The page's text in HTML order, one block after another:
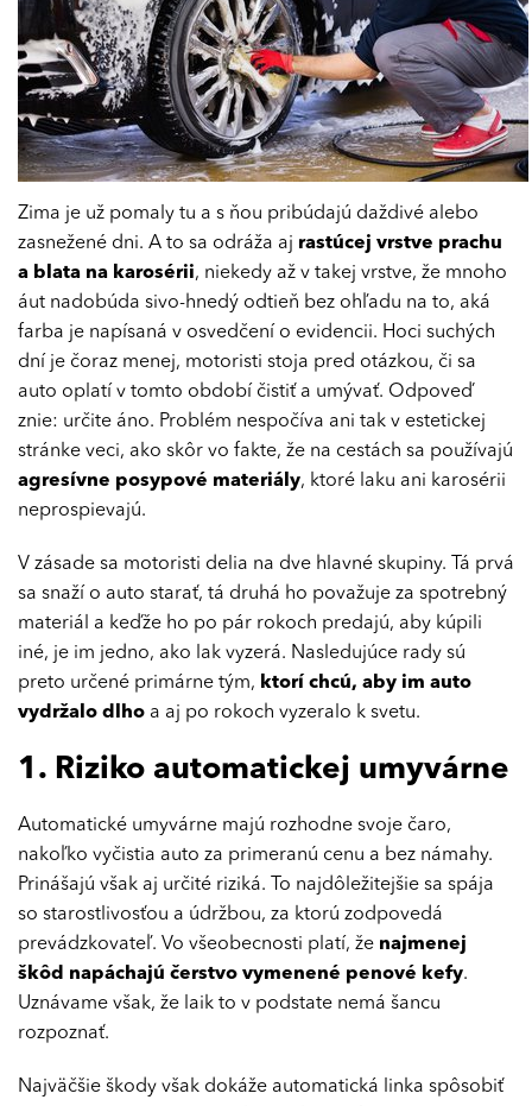
Zima je už pomaly tu a s ňou pribúdajú daždivé alebo
zasnežené dni. A to sa odráža aj rastúcej vrstve prachu
a blata na karosérii, niekedy až v takej vrstve, že mnoho
áut nadobúda sivo-hnedý odtieň bez ohľadu na to, aká
farba je napísaná v osvedčení o evidencii. Hoci suchých
dní je čoraz menej, motoristi stoja pred otázkou, či sa
auto oplatí v tomto období čistiť a umývať. Odpoveď
znie: určite áno. Problém nespočíva ani tak v estetickej
stránke veci, ako skôr vo fakte, že na cestách sa používajú
agresívne posypové materiály, ktoré laku ani karosérii
neprospievajú.
V zásade sa motoristi delia na dve hlavné skupiny. Tá prvá
sa snaží o auto starať, tá druhá ho považuje za spotrebný
materiál a keďže ho po pár rokoch predajú, aby kúpili
iné, je im jedno, ako lak vyzerá. Nasledujúce rady sú
preto určené primárne tým, ktorí chcú, aby im auto
vydržalo dlho a aj po rokoch vyzeralo k svetu.
1. Riziko automatickej umyvárne
Automatické umyvárne majú rozhodne svoje čaro,
nakoľko vyčistia auto za primeranú cenu a bez námahy.
Prinášajú však aj určité riziká. To najdôležitejšie sa spája
so starostlivosťou a údržbou, za ktorú zodpovedá
prevádzkovateľ. Vo všeobecnosti platí, že najmenej
škôd napáchajú čerstvo vymenené penové kefy.
Uznávame však, že laik to v podstate nemá šancu
rozpoznať.
Najväčšie škody však dokáže automatická linka spôsobiť